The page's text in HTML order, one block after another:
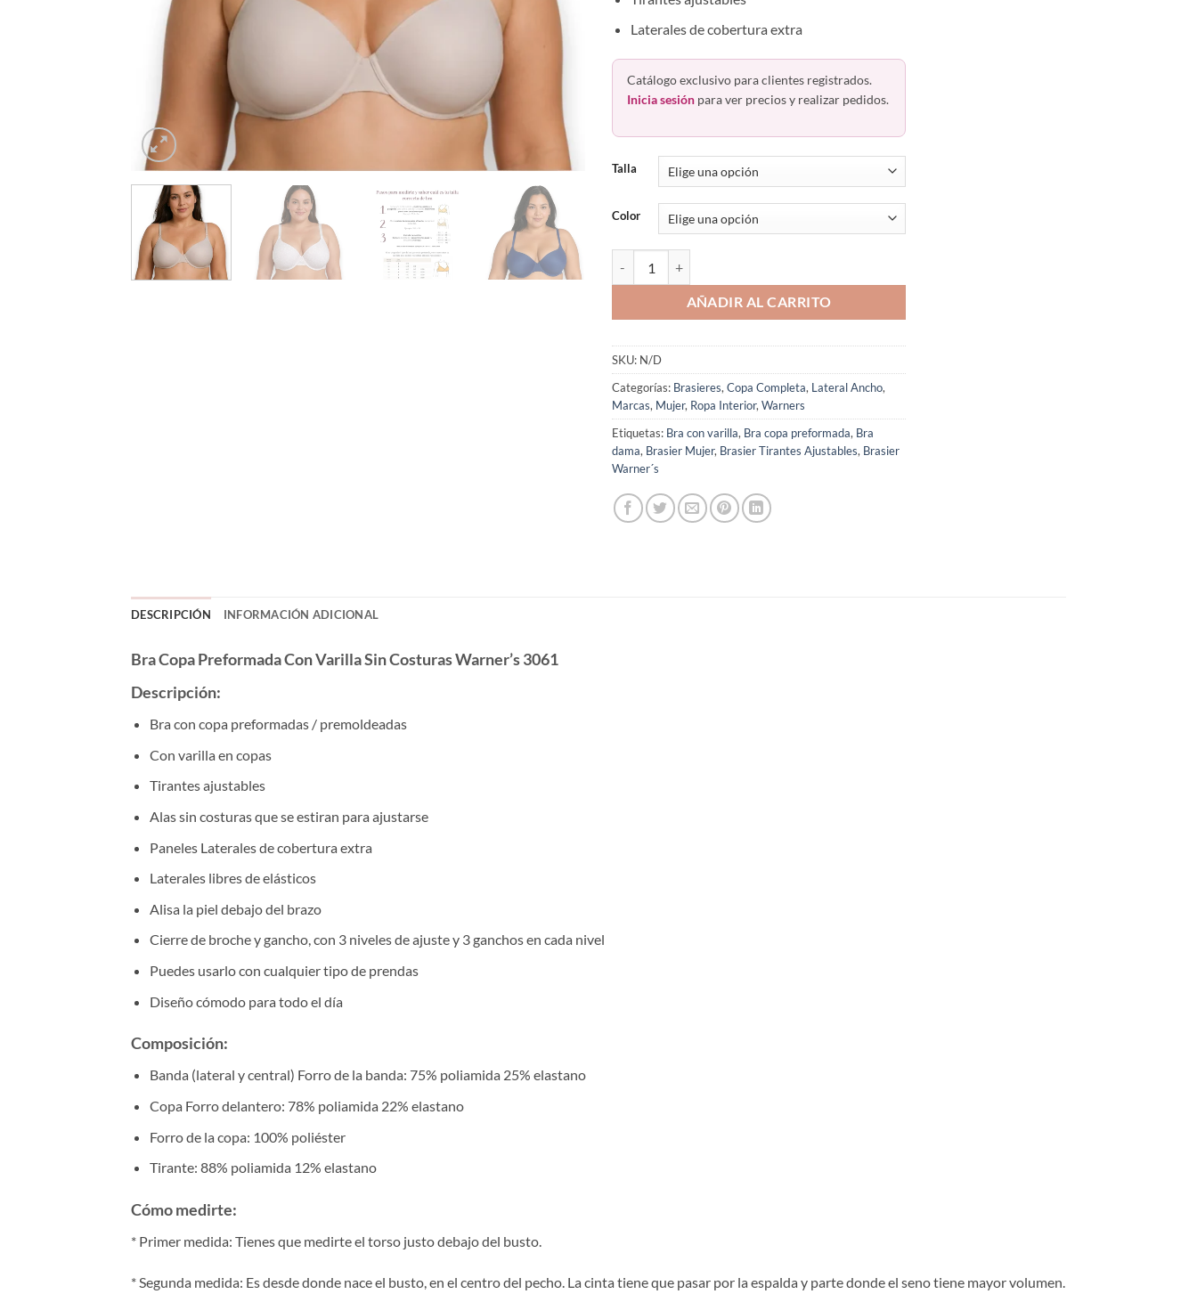
Laterales de cobertura extra
Catálogo exclusivo para clientes registrados.
Inicia sesión para ver precios y realizar pedidos.
Talla
Color
AÑADIR AL CARRITO
SKU: N/D
Categorías: Brasieres,Copa Completa, Lateral Ancho,
Marcas, Mujer, Ropa Interior,Warners
Etiquetas: Bra con varilla, Bra copa preformada, Bra
dama, Brasier Mujer, Brasier Tirantes Ajustables, Brasier
Warner´s
DESCRIPCIÓN INFORMACIÓN ADICIONAL
Bra Copa Preformada Con Varilla Sin Costuras Warner’s 3061
Descripción:
Bra con copa preformadas / premoldeadas
Con varilla en copas
Tirantes ajustables
Alas sin costuras que se estiran para ajustarse
Paneles Laterales de cobertura extra
Laterales libres de elásticos
Alisa la piel debajo del brazo
Cierre de broche y gancho, con 3 niveles de ajuste y 3 ganchos en cada nivel
Puedes usarlo con cualquier tipo de prendas
Diseño cómodo para todo el día
Composición:
Banda (lateral y central) Forro de la banda: 75% poliamida 25% elastano
Copa Forro delantero: 78% poliamida 22% elastano
Forro de la copa: 100% poliéster
Tirante: 88% poliamida 12% elastano
Cómo medirte:
* Primer medida: Tienes que medirte el torso justo debajo del busto.
* Segunda medida: Es desde donde nace el busto, en el centro del pecho. La cinta tiene que pasar por la espalda y parte donde el seno tiene mayor volumen.